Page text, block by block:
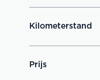
Kilometerstand
Prijs